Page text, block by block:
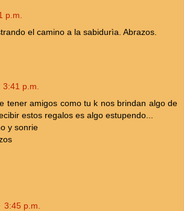
p.m.
el camino a la sabidurìa. Abrazos.
3:41 p.m.
tener amigos como tu k nos brindan algo de
estos regalos es algo estupendo...
y sonrie
3:45 p.m.